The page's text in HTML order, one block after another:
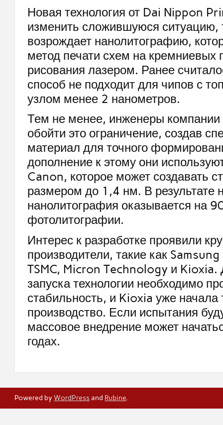
Новая технология от Dai Nippon
изменить сложившуюся ситуацию,
возрождает нанолитографию,
метод печати схем на кремниевых
рисования лазером. Ранее
способ не подходит для чипов с
узлом менее 2 нанометров.
Тем не менее, инженеры
обойти это ограничение, создав
материал для точного
дополнение к этому они
Canon, которое может создавать
размером до 1,4 нм. В результате
нанолитография оказывается на
фотолитографии.
Интерес к разработке проявили
производители, такие как
TSMC, Micron Technology и Kioxia.
запуска технологии необходимо
стабильность, и Kioxia уже начала
производство. Если испытания
массовое внедрение может
годах.
Powered byWordPressand Rubine.